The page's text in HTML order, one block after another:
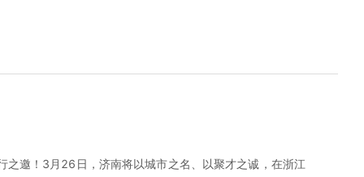
之邀！3月26日，济南将以城市之名、以聚才之诚，在浙江